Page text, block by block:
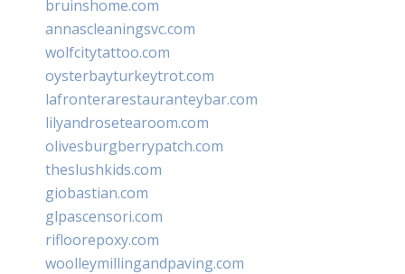
bruinshome.com
annascleaningsvc.com
wolfcitytattoo.com
oysterbayturkeytrot.com
lafronterarestauranteybar.com
lilyandrosetearoom.com
olivesburgberrypatch.com
theslushkids.com
giobastian.com
glpascensori.com
rifloorepoxy.com
woolleymillingandpaving.com